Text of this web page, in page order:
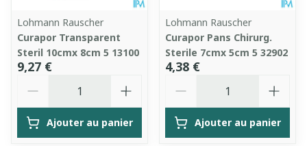
Lohmann Rauscher
Curapor Transparent
Steril 10cmx 8cm 5 13100
9,27 €
Ajouter au panier
Lohmann Rauscher
Curapor Pans Chirurg.
Sterile 7cmx 5cm 5 32902
4,38 €
Ajouter au panier